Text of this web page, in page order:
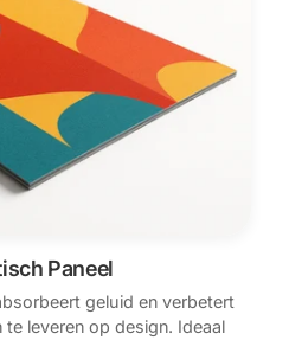
Paneel
geluid en verbetert
leveren op design. Ideaal